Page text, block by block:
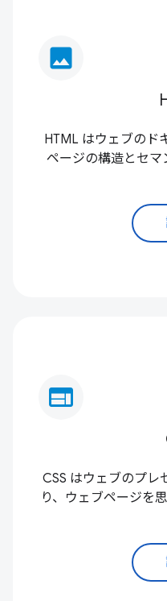
image
HTML はウェブのド
ページの構造とセマ
web
CSS はウェブのプレ
り、ウェブページを